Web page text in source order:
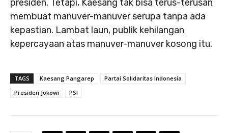
presiden. Tetapi, Kaesang tak bisa terus-terusan
membuat manuver-manuver serupa tanpa ada
kepastian. Lambat laun, publik kehilangan
kepercayaan atas manuver-manuver kosong itu.
TAGS Kaesang Pangarep
Partai Solidaritas Indonesia
Presiden Jokowi
PSI